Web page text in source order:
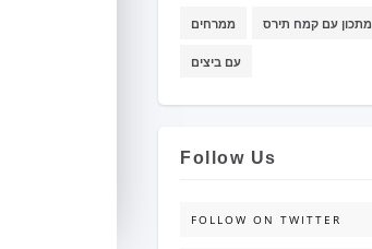
ממרחים מתכון עם קמח תירס
עם ביצים
Follow Us
FOLLOW ON TWITTER